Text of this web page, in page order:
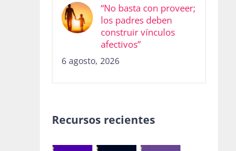
“No basta con proveer;
los padres deben
construir vínculos
afectivos”
6 agosto, 2026
Recursos recientes